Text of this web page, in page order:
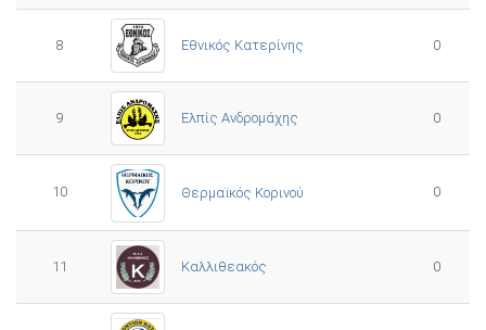
8 Εθνικός Κατερίνης 0
9 Ελπίς Ανδρομάχης 0
10 Θερμαϊκός Κορινού 0
11 Καλλιθεακός 0